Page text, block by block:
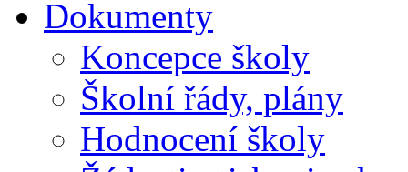
Dokumenty
Koncepce školy
Školní řády, plány
Hodnocení školy